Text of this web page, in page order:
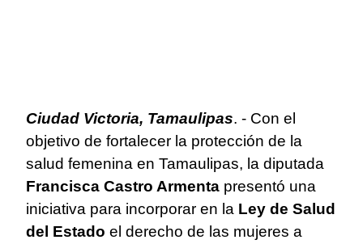
Ciudad Victoria, Tamaulipas. - Con el
objetivo de fortalecer la protección de la
salud femenina en Tamaulipas, la diputada
Francisca Castro Armenta presentó una
iniciativa para incorporar en la Ley de Salud
del Estado el derecho de las mujeres a